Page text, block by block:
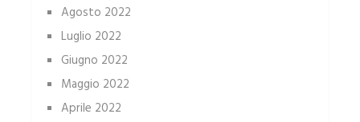
Agosto 2022
Luglio 2022
Giugno 2022
Maggio 2022
Aprile 2022